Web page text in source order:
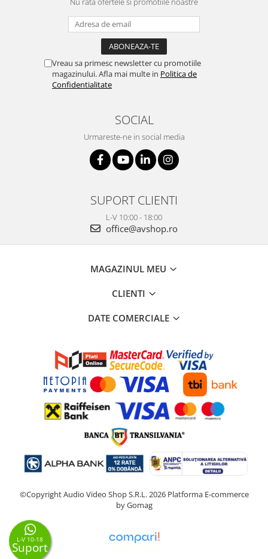
Vreau sa primesc newsletter cu promotiile
magazinului. Afla mai multe in Politica de
Confidentialitate
SOCIAL
Urmareste-ne in social media
SUPORT CLIENTI
L-V 10:00 - 18:00
office@avshop.ro
MAGAZINUL MEU
CLIENTI
DATE COMERCIALE
©Copyright Audio Video Shop S.R.L. 2026 Platforma E-commerce
by Gomag
L-V 10-18
Suport